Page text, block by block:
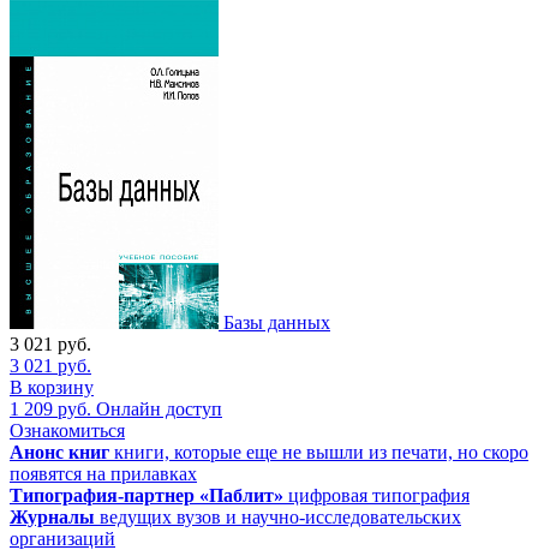
Базы данных
3 021 руб.
3 021 руб.
В корзину
1 209 руб. Онлайн доступ
Ознакомиться
Анонс книг книги, которые еще не вышли из печати, но скоро
появятся на прилавках
Типография-партнер «Паблит» цифровая типография
Журналы ведущих вузов и научно-исследовательских
организаций